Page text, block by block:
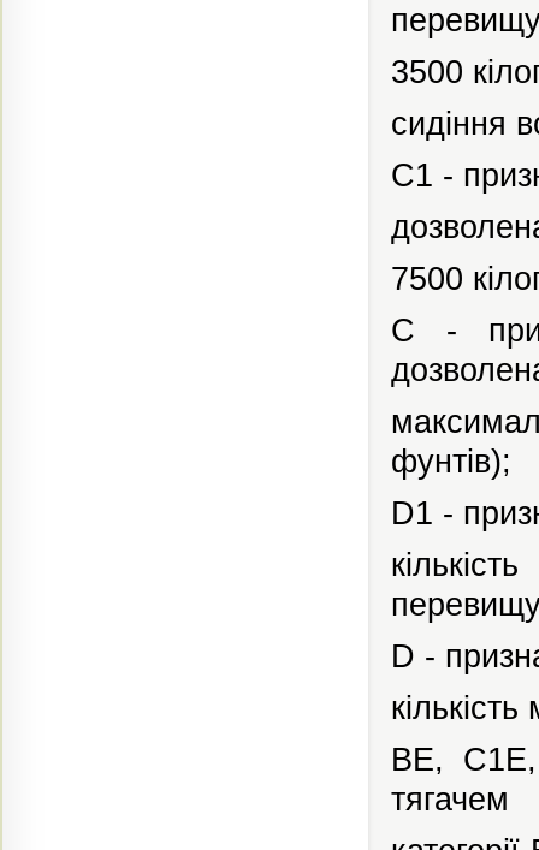
3500
сидіння
С1 -
7500
С -
фунтів);
D1 -
D -
ВЕ, С1Е,
тягачем